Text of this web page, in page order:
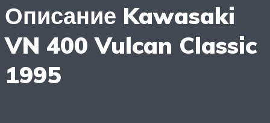
Описание Kawasaki
VN 400 Vulcan Classic
1995